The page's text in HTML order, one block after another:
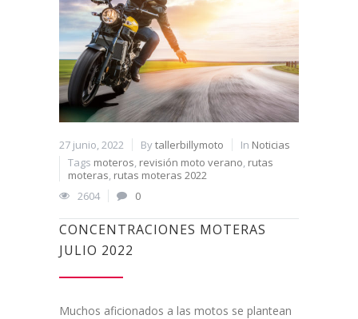
27 junio, 2022 Bytallerbillymoto In Noticias
Tags moteros, revisión moto verano, rutas
moteras, rutas moteras 2022
2604
0
CONCENTRACIONES MOTERAS
JULIO 2022
Muchos aficionados a las motos se plantean